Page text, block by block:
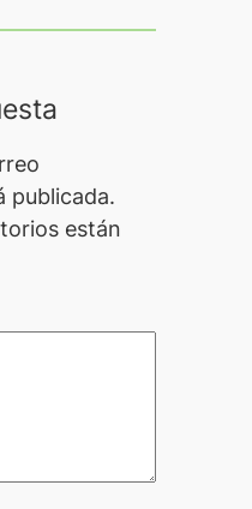
publicada.
están